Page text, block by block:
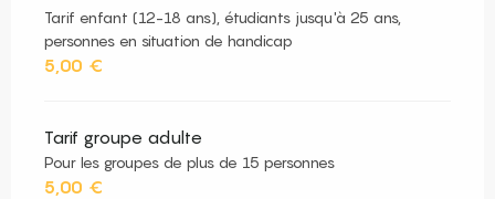
Tarif enfant (12-18 ans), étudiants jusqu'à 25 ans,
personnes en situation de handicap
5,00 €
Tarif groupe adulte
Pour les groupes de plus de 15 personnes
5,00 €